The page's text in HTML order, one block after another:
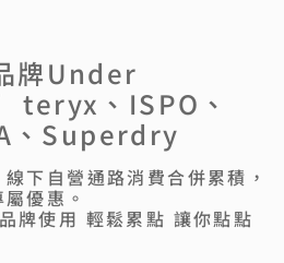
牌Under
、ISPO、
、Superdry
下自營通路消費合併累積，
優惠。
使用 輕鬆累點 讓你點點